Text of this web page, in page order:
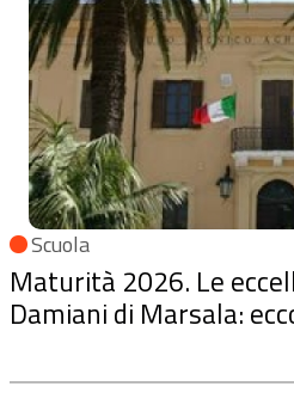
Scuola
Maturità 2026. Le
Damiani di Marsala: